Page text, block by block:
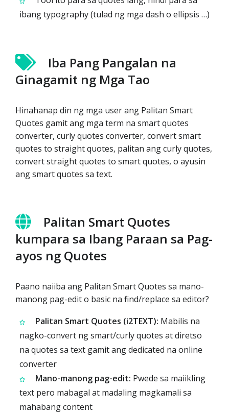
ibang typography (tulad ng mga dash o ellipsis …)
Iba Pang Pangalan na
Ginagamit ng Mga Tao
Hinahanap din ng mga user ang Palitan Smart
Quotes gamit ang mga term na smart quotes
converter, curly quotes converter, convert smart
quotes to straight quotes, palitan ang curly quotes,
convert straight quotes to smart quotes, o ayusin
ang smart quotes sa text.
Palitan Smart Quotes
kumpara sa Ibang Paraan sa Pag-
ayos ng Quotes
Paano naiiba ang Palitan Smart Quotes sa mano-
manong pag-edit o basic na find/replace sa editor?
Palitan Smart Quotes (i2TEXT): Mabilis na
nagko-convert ng smart/curly quotes at diretso
na quotes sa text gamit ang dedicated na online
converter
Mano-manong pag-edit: Pwede sa maiikling
text pero mabagal at madaling magkamali sa
mahabang content